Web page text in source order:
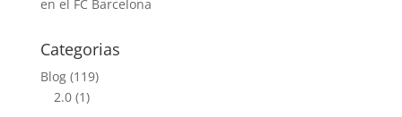
en el FC Barcelona
Categorias
Blog(119)
2.0(1)